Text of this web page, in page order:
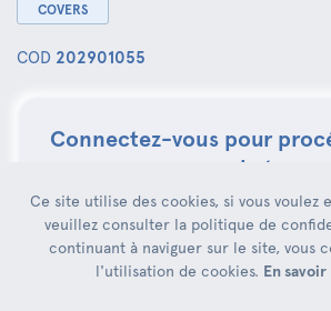
COVERS
COD 202901055
Connectez-vous pour
achat:
Connexion
Ou envoyez une demande
Ce site utilise des cookies, si vous voulez
veuillez consulter la politique de
continuant à naviguer sur le site, vous
l'utilisation de cookies. En savoir